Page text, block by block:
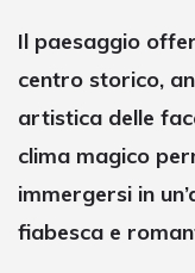
Il paesaggio
centro storico,
artistica delle
clima magico
immergersi in
fiabesca e